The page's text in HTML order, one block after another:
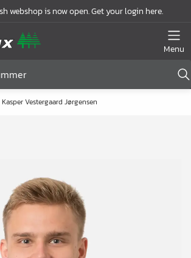
webshop is now open. Get your login here.
Menu
Kasper Vestergaard Jørgensen